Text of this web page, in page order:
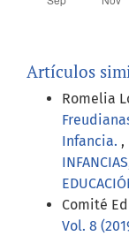
Artículos
Romelia
Infancia. ,
Comité
Vol. 8